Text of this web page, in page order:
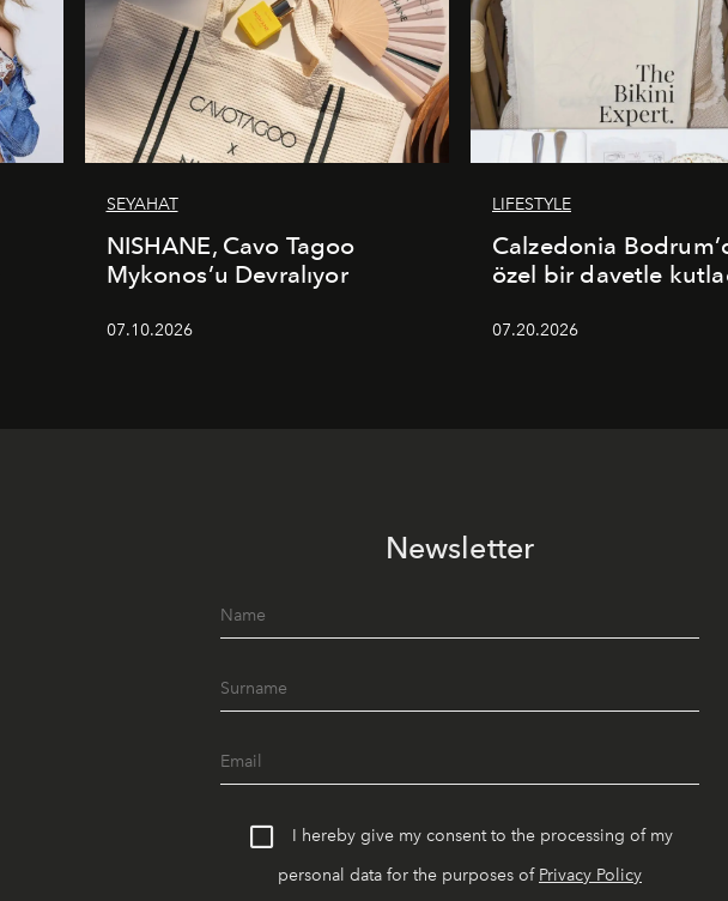
SEYAHAT
NISHANE, Cavo Tagoo
Mykonos’u Devralıyor
07.10.2026
LIFESTYLE
Calzedonia
özel bir davetle
07.20.2026
Newsletter
I hereby give my consent to the processing of my
personal data for the purposes of Privacy Policy